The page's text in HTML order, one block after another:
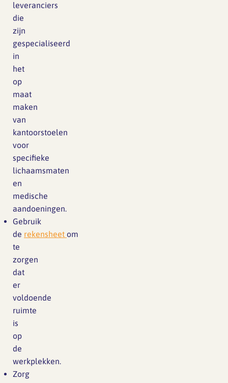
leveranciers
die
zijn
gespecialiseerd
in
het
op
maat
maken
van
kantoorstoelen
voor
specifieke
lichaamsmaten
en
medische
aandoeningen.
Gebruik
de rekensheet om
te
zorgen
dat
er
voldoende
ruimte
is
op
de
werkplekken.
Zorg